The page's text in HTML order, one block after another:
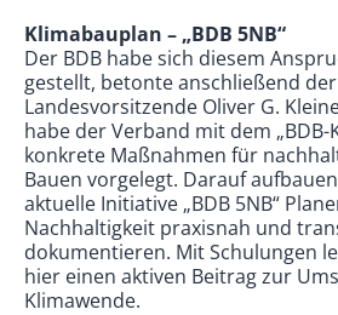
Klimabauplan – „BDB 5NB“
Der BDB habe sich diesem
gestellt, betonte anschließend der
Landesvorsitzende Oliver G.
habe der Verband mit dem „BDB-
konkrete Maßnahmen für
Bauen vorgelegt. Darauf
aktuelle Initiative „BDB 5NB“
Nachhaltigkeit praxisnah und
dokumentieren. Mit Schulungen
hier einen aktiven Beitrag zur
Klimawende.